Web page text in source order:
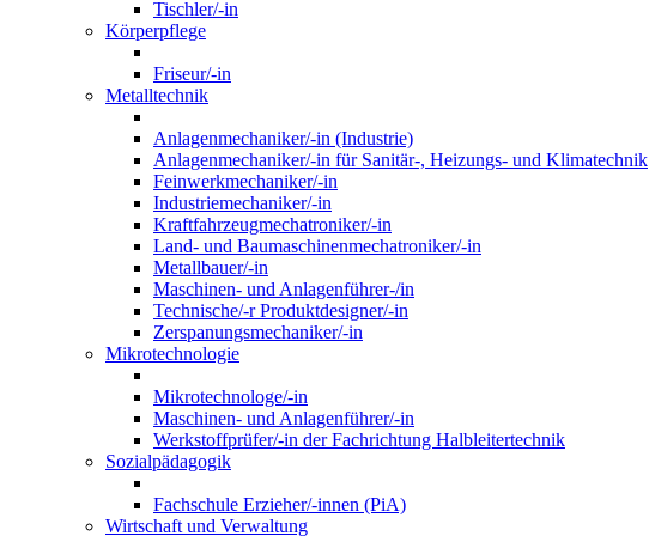
Tischler/-in
Körperpflege
Friseur/-in
Metalltechnik
Anlagenmechaniker/-in (Industrie)
Anlagenmechaniker/-in für Sanitär-, Heizungs- und Klimatechnik
Feinwerkmechaniker/-in
Industriemechaniker/-in
Kraftfahrzeugmechatroniker/-in
Land- und Baumaschinenmechatroniker/-in
Metallbauer/-in
Maschinen- und Anlagenführer-/in
Technische/-r Produktdesigner/-in
Zerspanungsmechaniker/-in
Mikrotechnologie
Mikrotechnologe/-in
Maschinen- und Anlagenführer/-in
Werkstoffprüfer/-in der Fachrichtung Halbleitertechnik
Sozialpädagogik
Fachschule Erzieher/-innen (PiA)
Wirtschaft und Verwaltung